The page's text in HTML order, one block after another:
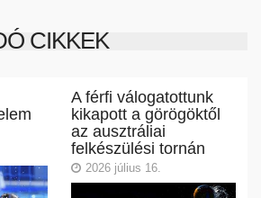
CIKKEK
A férfi válogatottunk
kikapott a görögöktől
az ausztráliai
felkészülési tornán
2026 július 16.